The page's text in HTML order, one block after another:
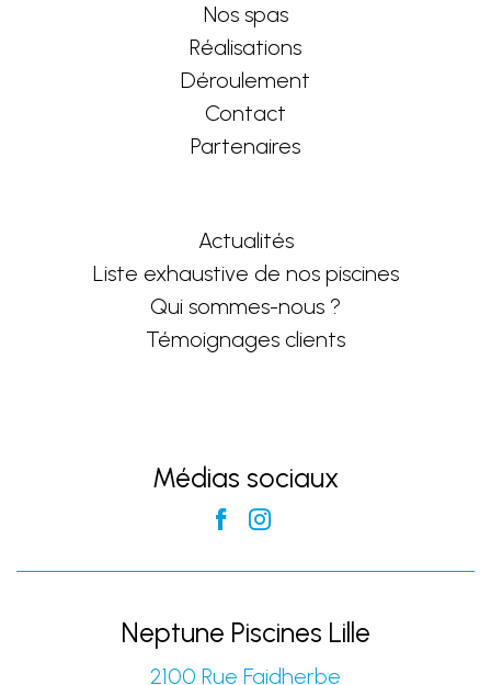
Nos spas
Réalisations
Déroulement
Contact
Partenaires
Actualités
Liste exhaustive de nos piscines
Qui sommes-nous ?
Témoignages clients
Médias sociaux
Neptune Piscines Lille
2100 Rue Faidherbe